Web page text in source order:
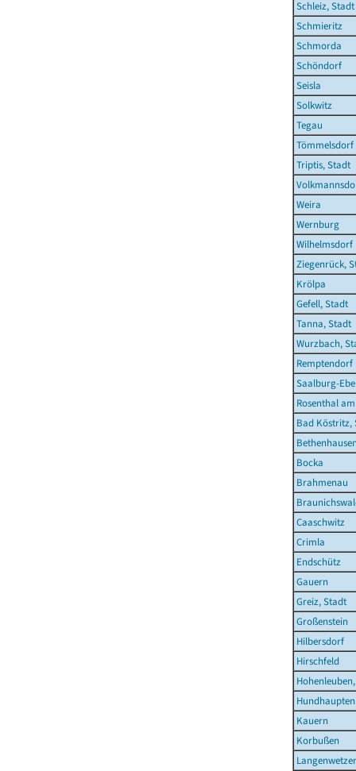
Schleiz, Stadt
Schmieritz
Schmorda
Schöndorf
Seisla
Solkwitz
Tegau
Tömmelsdorf
Triptis, Stadt
Weira
Wernburg
Wilhelmsdorf
Ziegenrück,
Krölpa
Gefell, Stadt
Tanna, Stadt
Wurzbach,
Remptendorf
Saalburg-
Rosenthal
Bad Köstritz,
Bocka
Brahmenau
Caaschwitz
Crimla
Endschütz
Gauern
Greiz, Stadt
Großenstein
Hilbersdorf
Hirschfeld
Hundhaupten
Kauern
Korbußen